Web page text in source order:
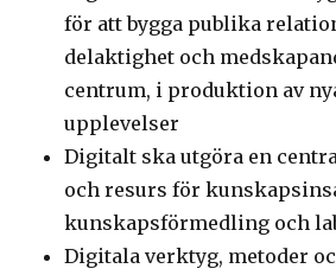
för att bygga publika
delaktighet och
centrum, i produktion av
upplevelser
Digitalt ska utgöra en
och resurs för
kunskapsförmedling och
Digitala verktyg, metoder